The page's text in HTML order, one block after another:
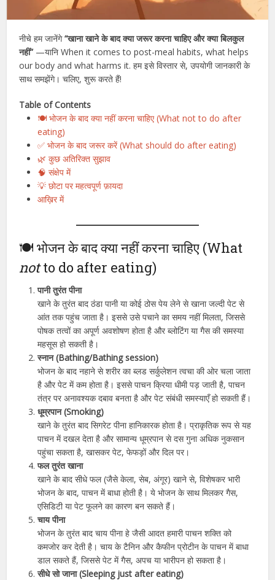
नीचे हम जानेंगे“खाना खाने के बाद क्या जरूर करना चाहिए और क्या बिलकुल
नहीं” —यानि When it comes to post-meal habits, what helps
our body and what harms it. हम इसे विस्तार से, उपयोगी जानकारी के
साथ समझेंगे। चलिए, शुरू करते हैं!
Table of Contents
🍽️ भोजन के बाद क्या नहीं करना चाहिए (What not to do after
eating)
✅ भोजन के बाद जरूर करें (What should do after eating)
🌿 कुछ अतिरिक्त सुझाव
🧠 संक्षेप में
💡 छोटा पर महत्वपूर्ण फ़ायदा
आख़िर में
🍽️ भोजन के बाद क्या नहीं करना चाहिए (What
notto do after eating)
पानी तुरंत पीना
खाने के तुरंत बाद ठंडा पानी या कोई ठोस पेय लेने से खाना जल्दी पेट से
आंत तक पहुंच जाता है। इससे उसे पचाने का समय नहीं मिलता, जिससे
पोषक तत्वों का अपूर्ण अवशोषण होता है और ब्लोटिंग या गैस की समस्या
महसूस हो सकती है।
स्नान (Bathing/Bathing session)
भोजन के बाद नहाने से शरीर का ब्लड सर्कुलेशन त्वचा की ओर चला जाता
है और पेट में कम होता है। इससे पाचन क्रिया धीमी पड़ जाती है, पाचन
तंत्र पर अनावश्यक दबाव बनता है और पेट संबंधी समस्याएँ हो सकती हैं।
धूम्रपान (Smoking)
खाने के तुरंत बाद सिगरेट पीना हानिकारक होता है। प्राकृतिक रूप से यह
पाचन में दखल देता है और सामान्य धूम्रपान से दस गुना अधिक नुकसान
पहुंचा सकता है, खासकर पेट, फेफड़ों और दिल पर।
फल तुरंत खाना
खाने के बाद सीधे फल (जैसे केला, सेब, अंगूर) खाने से, विशेषकर भारी
भोजन के बाद, पाचन में बाधा होती है। ये भोजन के साथ मिलकर गैस,
एसिडिटी या पेट फूलने का कारण बन सकते हैं।
चाय पीना
भोजन के तुरंत बाद चाय पीना हे जैसी आदत हमारी पाचन शक्ति को
कमजोर कर देती है। चाय के टैनिन और कैफीन प्रोटीन के पाचन में बाधा
डाल सकते हैं, जिससे पेट में गैस, अपच या भारीपन हो सकता है।
सीधे सो जाना (Sleeping just after eating)